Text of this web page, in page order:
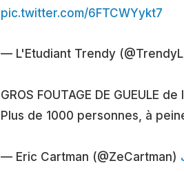
pic.twitter.com/6FTCWYykt7
— L'Etudiant Trendy
GROS FOUTAGE DE GUEULE
Plus de 1000 personnes, à
— Eric Cartman (@ZeCartman)